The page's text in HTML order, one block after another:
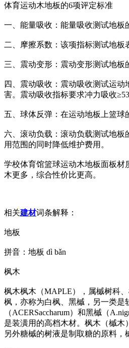
体育运动木地板的6项评定标准
一、能量吸收：能量吸收测试地板
二、摩擦系数：该项指标测试地板
三、震动变形：震动变形测试地板
四、震动吸收：震动吸收测试运
害。震动吸收指标要求冲力吸收≥53
五、球体反弹：在运动地板上篮球
六、滚动负载：滚动负载测试地
用范围的同时降低维护费用。
学校体育馆篮球运动木地板面板材
木更多，综合性价比更高。
相关建材词条解释：
地板
拼音：地板 dì bǎn
枫木
枫木枫木（MAPLE），属槭树科
枫，亦称为白枫、黑槭，另一类是
（ACERSaccharum）和黑槭（
是装潢用的高档木材。枫木（槭
另外糖槭的树液是制取糖的原料，